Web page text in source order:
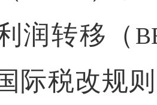
润转移（
际税改规